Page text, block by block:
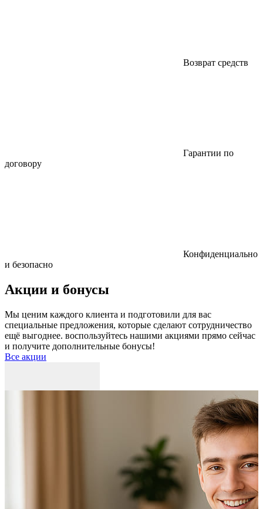
Возврат средств
Гарантии по
договору
Конфиденциально
и безопасно
Акции и бонусы
Мы ценим каждого клиента и подготовили для вас
специальные предложения, которые сделают сотрудничество
ещё выгоднее. воспользуйтесь нашими акциями прямо сейчас
и получите дополнительные бонусы!
Все акции